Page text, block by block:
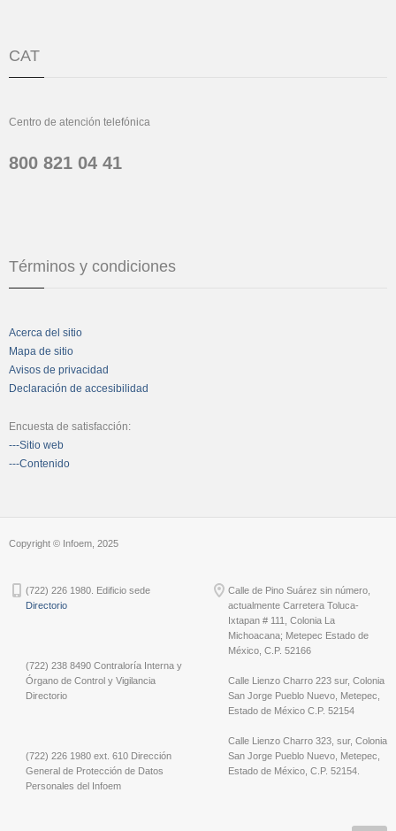
CAT
Centro de atención telefónica
800 821 04 41
Términos y condiciones
Acerca del sitio
Mapa de sitio
Avisos de privacidad
Declaración de accesibilidad
Encuesta de satisfacción:
---Sitio web
---Contenido
Copyright © Infoem, 2025
(722) 226 1980. Edificio sede
Directorio
(722) 238 8490 Contraloría Interna y
Órgano de Control y Vigilancia
Directorio
(722) 226 1980 ext. 610 Dirección
General de Protección de Datos
Personales del Infoem
Calle de Pino Suárez sin número,
actualmente Carretera Toluca-
Ixtapan # 111, Colonia La
Michoacana; Metepec Estado de
México, C.P. 52166
Calle Lienzo Charro 223 sur, Colonia
San Jorge Pueblo Nuevo, Metepec,
Estado de México C.P. 52154
Calle Lienzo Charro 323, sur, Colonia
San Jorge Pueblo Nuevo, Metepec,
Estado de México, C.P. 52154.